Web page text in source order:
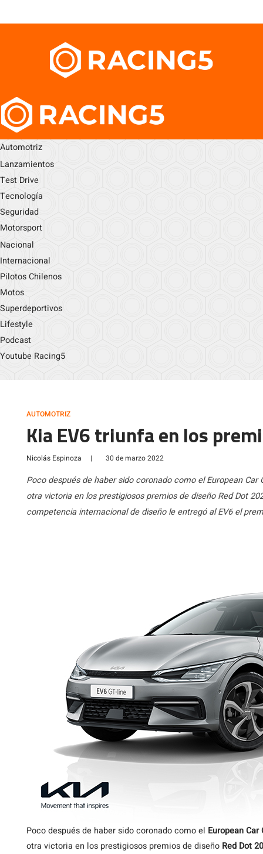
Automotriz
Lanzamientos
Test Drive
Tecnología
Seguridad
Motorsport
Nacional
Internacional
Pilotos Chilenos
Motos
Superdeportivos
Lifestyle
Podcast
Youtube Racing5
AUTOMOTRIZ
Kia EV6 triunfa en los
Nicolás Espinoza | 30 de marzo 2022
Poco después de haber sido coronado como el European
otra victoria en los prestigiosos premios de diseño Red Dot
competencia internacional de diseño le entregó al EV6 el
Poco después de haber sido coronado como el European
otra victoria en los prestigiosos premios de diseño Red Dot